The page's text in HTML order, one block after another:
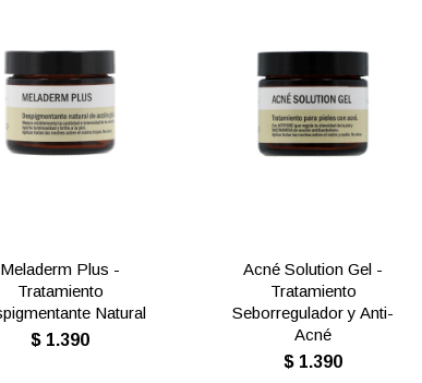
Meladerm Plus -
Tratamiento
Natural
$ 1.390
Acné Solution Gel -
Tratamiento
Seborregulador y Anti-
Acné
$ 1.390